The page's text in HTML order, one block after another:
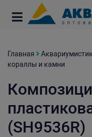
Главная
кораллы и камни
(SH9536R)